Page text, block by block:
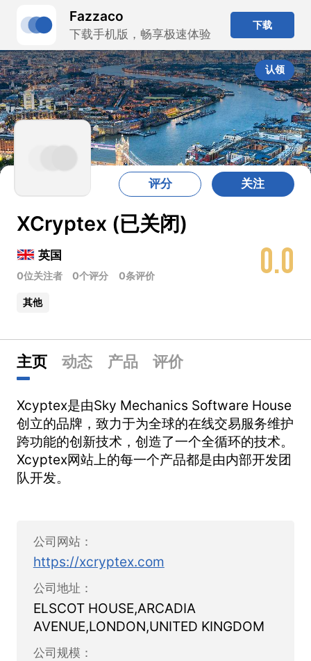
Fazzaco
下载手机版，畅享极速体验
下载
认领
0.0
评分 关注
XCryptex (已关闭)
英国
0位关注者 0个评分 0条评价
其他
主页 动态 产品 评价
Xcyptex是由Sky Mechanics Software House
创立的品牌，致力于为全球的在线交易服务维护
跨功能的创新技术，创造了一个全循环的技术。
Xcyptex网站上的每一个产品都是由内部开发团
队开发。
公司网站：
https://xcryptex.com
公司地址：
ELSCOT HOUSE,ARCADIA
AVENUE,LONDON,UNITED KINGDOM
公司规模：